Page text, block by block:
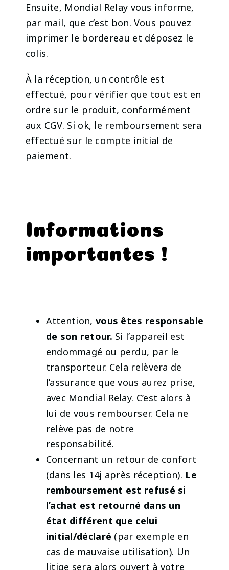
Ensuite, Mondial Relay vous informe,
par mail, que c’est bon. Vous pouvez
imprimer le bordereau et déposez le
colis.
À la réception, un contrôle est
effectué, pour vérifier que tout est en
ordre sur le produit, conformément
aux CGV. Si ok, le remboursement sera
effectué sur le compte initial de
paiement.
Informations
importantes !
Attention, vous êtes responsable
de son retour. Si l’appareil est
endommagé ou perdu, par le
transporteur. Cela relèvera de
l’assurance que vous aurez prise,
avec Mondial Relay. C’est alors à
lui de vous rembourser. Cela ne
relève pas de notre
responsabilité.
Concernant un retour de confort
(dans les 14j après réception). Le
remboursement est refusé si
l’achat est retourné dans un
état différent que celui
initial/déclaré (par exemple en
cas de mauvaise utilisation). Un
litige sera alors ouvert à votre